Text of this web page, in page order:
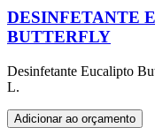
DESINFETANTE
BUTTERFLY
Desinfetante Eucalipto
L.
Adicionar ao orçamento